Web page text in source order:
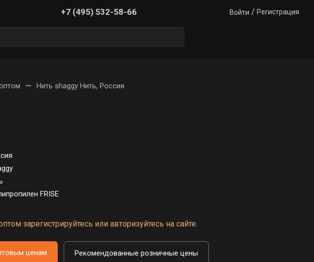
+7 (495) 532-58-66 Войти / Регистрация
— Нить shaggy Нить, Россия
FRISE
зарегистрируйтесь или авторизуйтесь на сайте.
ценам Рекомендованные розничные цены